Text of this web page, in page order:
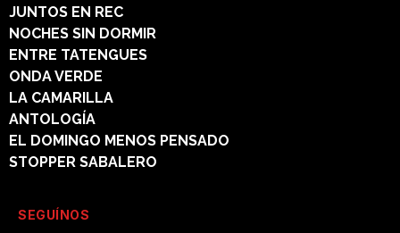
JUNTOS EN REC
NOCHES SIN DORMIR
ENTRE TATENGUES
ONDA VERDE
LA CAMARILLA
ANTOLOGÍA
EL DOMINGO MENOS PENSADO
STOPPER SABALERO
SEGUÍNOS